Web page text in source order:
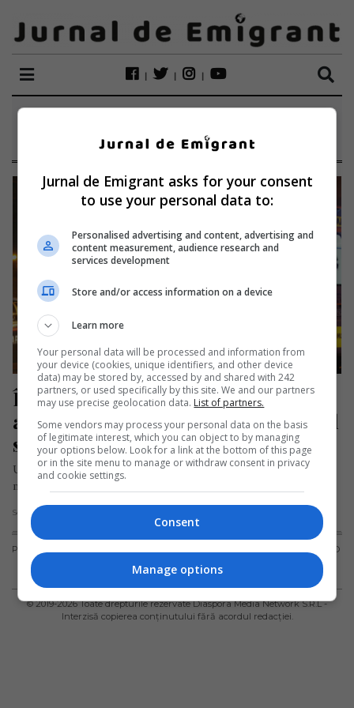
SETTECAMINI
Încă un copil român din Italia
accidentat grav de o mașină. Băiatul
se afla pe trecerea de pietoni
Un copil român în vârstă de 11 ani a fost lovit la Roma de o
mașină în timp ce traversa…
Scris de Daniela Stoica
PUBLICITATE
POLITICA PRIVIND
© 2019-2026Toate drepturile rezervate Diaspora Media Network S.R.L -
Interzisă copierea conținutului fără acordul redacției.
Jurnal de Emigrant asks for your consent
to use your personal data to:
Personalised advertising and content, advertising and
content measurement, audience research and
services development
Store and/or access information on a device
Learn more
Your personal data will be processed and information from
your device (cookies, unique identifiers, and other device
data) may be stored by, accessed by and shared with 242
partners, or used specifically by this site. We and our partners
may use precise geolocation data. List of partners.
Some vendors may process your personal data on the basis
of legitimate interest, which you can object to by managing
your options below. Look for a link at the bottom of this page
or in the site menu to manage or withdraw consent in privacy
and cookie settings.
Consent
Manage options